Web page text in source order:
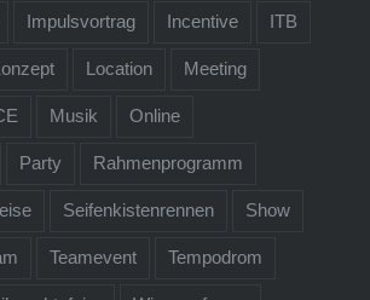
Impulsvortrag Incentive ITB
Location Meeting
Musik Online
Party Rahmenprogramm
Seifenkistenrennen Show
Teamevent Tempodrom